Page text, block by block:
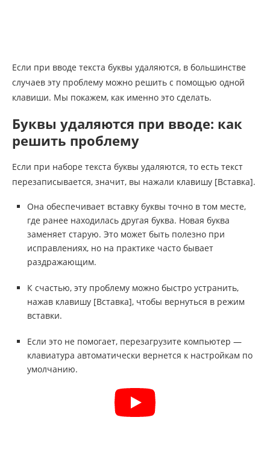
Если при вводе текста буквы удаляются, в большинстве
случаев эту проблему можно решить с помощью одной
клавиши. Мы покажем, как именно это сделать.
Буквы удаляются при вводе: как
решить проблему
Если при наборе текста буквы удаляются, то есть текст
перезаписывается, значит, вы нажали клавишу [Вставка].
Она обеспечивает вставку буквы точно в том месте,
где ранее находилась другая буква. Новая буква
заменяет старую. Это может быть полезно при
исправлениях, но на практике часто бывает
раздражающим.
К счастью, эту проблему можно быстро устранить,
нажав клавишу [Вставка], чтобы вернуться в режим
вставки.
Если это не помогает, перезагрузите компьютер —
клавиатура автоматически вернется к настройкам по
умолчанию.